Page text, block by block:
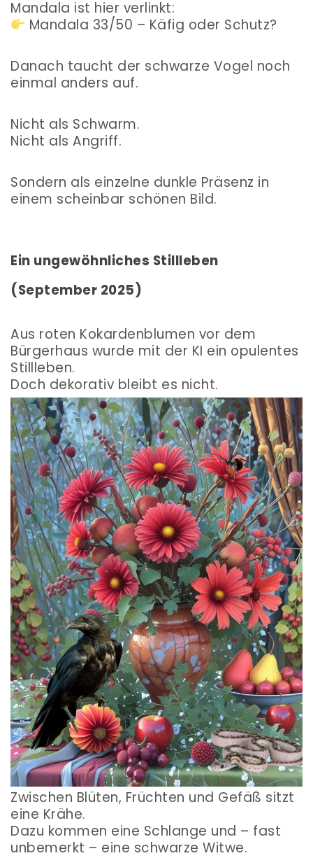
Mandala ist hier verlinkt:
Mandala 33/50 – Käfig oder Schutz?
Danach taucht der schwarze Vogel noch
einmal anders auf.
Nicht als Schwarm.
Nicht als Angriff.
Sondern als einzelne dunkle Präsenz in
einem scheinbar schönen Bild.
Ein ungewöhnliches Stillleben
(September 2025)
Aus roten Kokardenblumen vor dem
Bürgerhaus wurde mit der KI ein opulentes
Stillleben.
Doch dekorativ bleibt es nicht.
Zwischen Blüten, Früchten und Gefäß sitzt
eine Krähe.
Dazu kommen eine Schlange und – fast
unbemerkt – eine schwarze Witwe.